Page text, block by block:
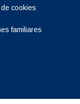
cookies
familiares